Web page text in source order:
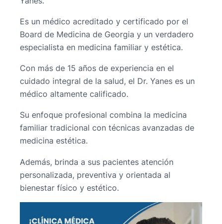
Es un médico acreditado y certificado por el
Board de Medicina de Georgia y un verdadero
especialista en medicina familiar y estética.
Con más de 15 años de experiencia en el
cuidado integral de la salud, el Dr. Yanes es un
médico altamente calificado.
Su enfoque profesional combina la medicina
familiar tradicional con técnicas avanzadas de
medicina estética.
Además, brinda a sus pacientes atención
personalizada, preventiva y orientada al
bienestar físico y estético.